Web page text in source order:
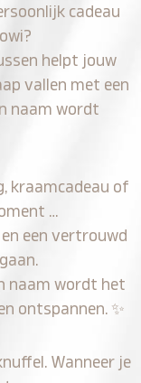
cadeau
helpt jouw
vallen met een
naam wordt
kraamcadeau of
…
een vertrouwd
naam wordt het
ontspannen. ✨
Wanneer je